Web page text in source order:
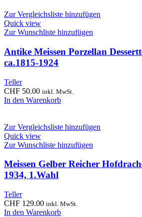
Zur Vergleichsliste hinzufügen
Quick view
Zur Wunschliste hinzufügen
Antike Meissen Porzellan
ca.1815-1924
Teller
CHF 50.00 inkl. MwSt.
In den Warenkorb
Zur Vergleichsliste hinzufügen
Quick view
Zur Wunschliste hinzufügen
Meissen Gelber Reicher
1934, 1.Wahl
Teller
CHF 129.00 inkl. MwSt.
In den Warenkorb